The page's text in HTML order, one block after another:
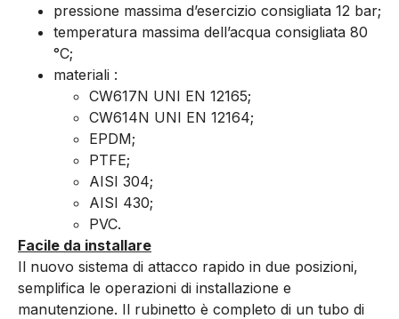
pressione massima d’esercizio consigliata 12 bar;
temperatura massima dell’acqua consigliata 80
°C;
materiali :
CW617N UNI EN 12165;
CW614N UNI EN 12164;
EPDM;
PTFE;
AISI 304;
AISI 430;
PVC.
Facile da installare
Il nuovo sistema di attacco rapido in due posizioni,
semplifica le operazioni di installazione e
manutenzione. Il rubinetto è completo di un tubo di